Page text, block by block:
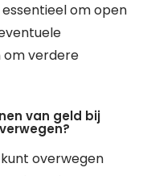
om open
om verdere
van geld bij
overwegen